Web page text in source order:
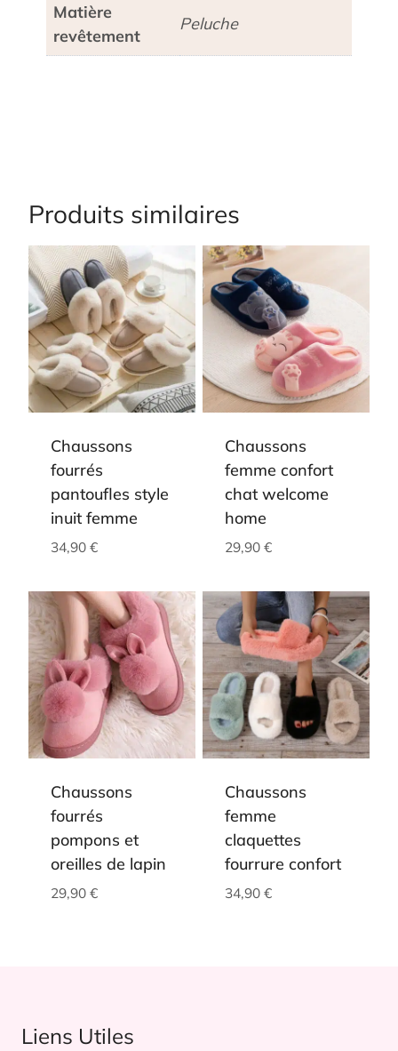
Matière
revêtement
Peluche
Produits similaires
Chaussons
fourrés
pantoufles style
inuit femme
34,90 €
Chaussons
femme confort
chat welcome
home
29,90 €
Chaussons
fourrés
pompons et
oreilles de lapin
29,90 €
Chaussons
femme
claquettes
fourrure confort
34,90 €
Liens Utiles